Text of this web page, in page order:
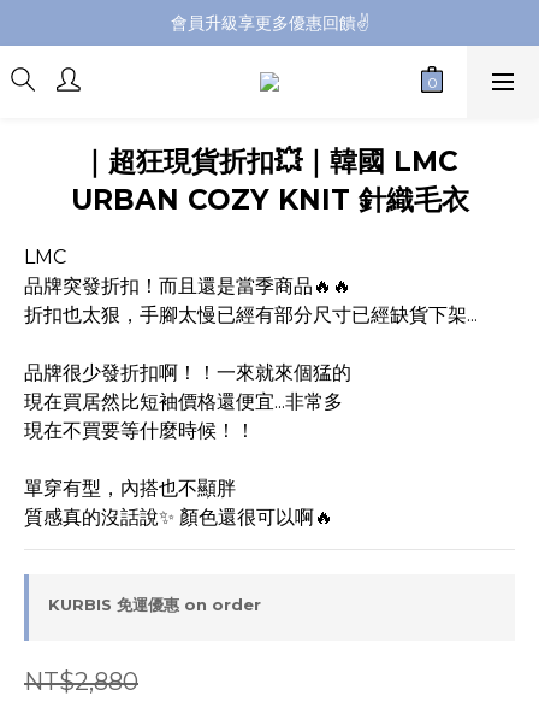
會員升級享更多優惠回饋✌️
會員升級享更多優惠回饋✌️
FB海外連線社團開放加入中📢
會員升級享更多優惠回饋✌️
｜超狂現貨折扣💥｜韓國 LMC
URBAN COZY KNIT 針織毛衣
LMC
品牌突發折扣！而且還是當季商品🔥🔥
折扣也太狠，手腳太慢已經有部分尺寸已經缺貨下架...
品牌很少發折扣啊！！一來就來個猛的
現在買居然比短袖價格還便宜...非常多
現在不買要等什麼時候！！
單穿有型，內搭也不顯胖
質感真的沒話說✨ 顏色還很可以啊🔥
KURBIS 免運優惠 on order
NT$2,880